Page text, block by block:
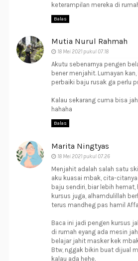
keterampilan mereka di
Balas
Mutia Nurul Rahmah
18 Mei 2021 pukul 07.18
Akutu sebenarnya pengen
bener menjahit. Lumayan
perbaiki baju rusak ga perlu
Kalau sekarang cuma bisa
hahaha
Balas
Marita Ningtyas
18 Mei 2021 pukul 07.26
Menjahit adalah salah satu
aku kuasai mbak, cita-
baju sendiri, biar lebih hemat,
kursus juga, alhamdulillah
terus mandheg pas hamil
Baca ini jadi pengen kursus
di rumah eyang ada mesin
belajar jahit masker kek
Btw, nggak bikin buat dijual
kalau ada hehe.